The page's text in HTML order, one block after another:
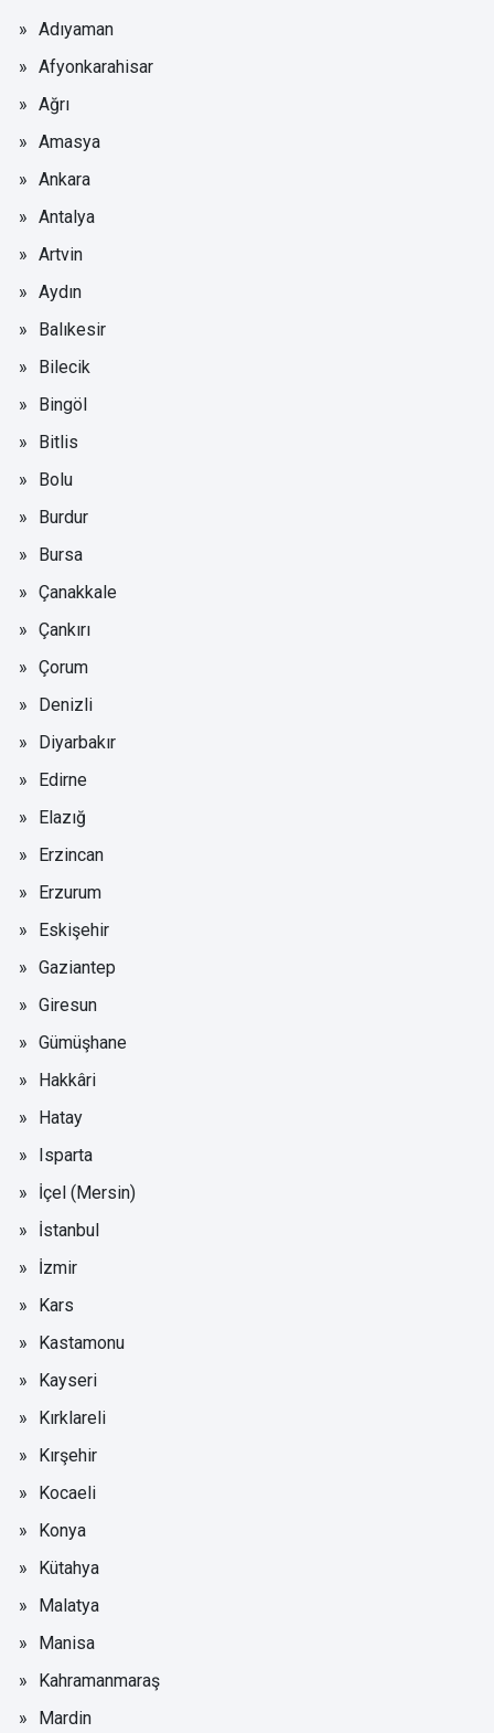
Adıyaman
Afyonkarahisar
Ağrı
Amasya
Ankara
Antalya
Artvin
Aydın
Balıkesir
Bilecik
Bingöl
Bitlis
Bolu
Burdur
Bursa
Çanakkale
Çankırı
Çorum
Denizli
Diyarbakır
Edirne
Elazığ
Erzincan
Erzurum
Eskişehir
Gaziantep
Giresun
Gümüşhane
Hakkâri
Hatay
Isparta
İçel (Mersin)
İstanbul
İzmir
Kars
Kastamonu
Kayseri
Kırklareli
Kırşehir
Kocaeli
Konya
Kütahya
Malatya
Manisa
Kahramanmaraş
Mardin